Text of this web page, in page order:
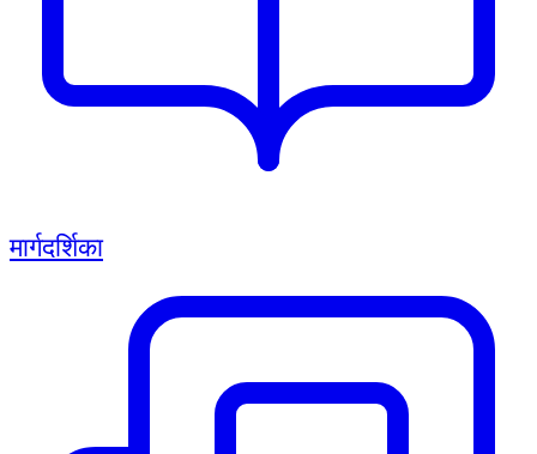
मार्गदर्शिका